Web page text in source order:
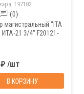
197182
(0)
магистральный "ITA
ИТА-21 3/4" F20121-
₽ /шт
В КОРЗИНУ